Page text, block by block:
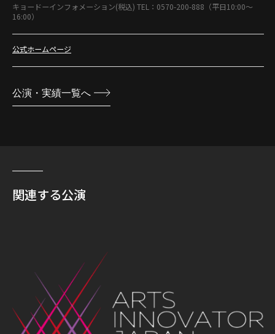
キョードーインフォメーション(税込) TEL：0570-200-888（平日10:00～
16:00）
公式ホームページ
公演・実績一覧へ
関連する公演